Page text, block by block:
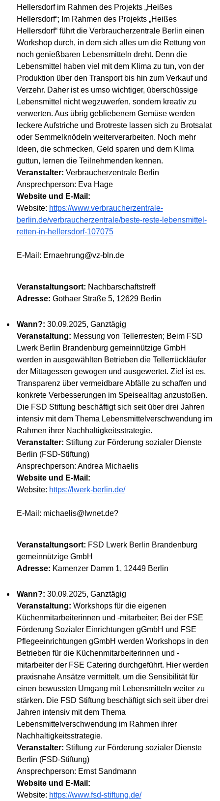
Hellersdorf im Rahmen des Projekts „Heißes
Hellersdorf“; Im Rahmen des Projekts „Heißes
Hellersdorf“ führt die Verbraucherzentrale Berlin einen
Workshop durch, in dem sich alles um die Rettung von
noch genießbaren Lebensmitteln dreht. Denn die
Lebensmittel haben viel mit dem Klima zu tun, von der
Produktion über den Transport bis hin zum Verkauf und
Verzehr. Daher ist es umso wichtiger, überschüssige
Lebensmittel nicht wegzuwerfen, sondern kreativ zu
verwerten. Aus übrig gebliebenem Gemüse werden
leckere Aufstriche und Brotreste lassen sich zu Brotsalat
oder Semmelknödeln weiterverarbeiten. Noch mehr
Ideen, die schmecken, Geld sparen und dem Klima
guttun, lernen die Teilnehmenden kennen.
Veranstalter: Verbraucherzentrale Berlin
Ansprechperson: Eva Hage
Website und E-Mail:
Website: https://www.verbraucherzentrale-
berlin.de/verbraucherzentrale/beste-reste-lebensmittel-
retten-in-hellersdorf-107075
E-Mail: Ernaehrung@vz-bln.de
Veranstaltungsort: Nachbarschaftstreff
Adresse: Gothaer Straße 5, 12629 Berlin
Wann?: 30.09.2025, Ganztägig
Veranstaltung: Messung von Tellerresten; Beim FSD
Lwerk Berlin Brandenburg gemeinnützige GmbH
werden in ausgewählten Betrieben die Tellerrückläufer
der Mittagessen gewogen und ausgewertet. Ziel ist es,
Transparenz über vermeidbare Abfälle zu schaffen und
konkrete Verbesserungen im Speisealltag anzustoßen.
Die FSD Stiftung beschäftigt sich seit über drei Jahren
intensiv mit dem Thema Lebensmittelverschwendung im
Rahmen ihrer Nachhaltigkeitsstrategie.
Veranstalter: Stiftung zur Förderung sozialer Dienste
Berlin (FSD-Stiftung)
Ansprechperson: Andrea Michaelis
Website und E-Mail:
Website: https://lwerk-berlin.de/
E-Mail: michaelis@lwnet.de?
Veranstaltungsort: FSD Lwerk Berlin Brandenburg
gemeinnützige GmbH
Adresse: Kamenzer Damm 1, 12449 Berlin
Wann?: 30.09.2025, Ganztägig
Veranstaltung: Workshops für die eigenen
Küchenmitarbeiterinnen und -mitarbeiter; Bei der FSE
Förderung Sozialer Einrichtungen gGmbH und FSE
Pflegeeinrichtungen gGmbH werden Workshops in den
Betrieben für die Küchenmitarbeiterinnen und -
mitarbeiter der FSE Catering durchgeführt. Hier werden
praxisnahe Ansätze vermittelt, um die Sensibilität für
einen bewussten Umgang mit Lebensmitteln weiter zu
stärken. Die FSD Stiftung beschäftigt sich seit über drei
Jahren intensiv mit dem Thema
Lebensmittelverschwendung im Rahmen ihrer
Nachhaltigkeitsstrategie.
Veranstalter: Stiftung zur Förderung sozialer Dienste
Berlin (FSD-Stiftung)
Ansprechperson: Ernst Sandmann
Website und E-Mail:
Website: https://www.fsd-stiftung.de/